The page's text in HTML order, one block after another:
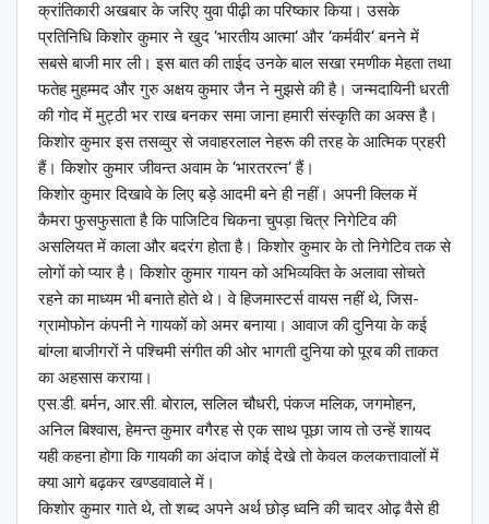
क्रांतिकारी अखबार के जरिए युवा पीढ़ी का परिष्कार किया। उसके
प्रतिनिधि किशोर कुमार ने खुद ‘भारतीय आत्मा‘ और ‘कर्मवीर‘ बनने में
सबसे बाजी मार ली। इस बात की ताईद उनके बाल सखा रमणीक मेहता तथा
फतेह मुहम्मद और गुरु अक्षय कुमार जैन ने मुझसे की है। जन्मदायिनी धरती
की गोद में मुट्ठी भर राख बनकर समा जाना हमारी संस्कृति का अक्स है।
किशोर कुमार इस तसव्वुर से जवाहरलाल नेहरू की तरह के आत्मिक प्रहरी
हैं। किशोर कुमार जीवन्त अवाम के ‘भारतरत्न‘ हैं।
किशोर कुमार दिखावे के लिए बड़े आदमी बने ही नहीं। अपनी क्लिक में
कैमरा फुसफुसाता है कि पाजिटिव चिकना चुपड़ा चित्र निगेटिव की
असलियत में काला और बदरंग होता है। किशोर कुमार के तो निगेटिव तक से
लोगों को प्यार है। किशोर कुमार गायन को अभिव्यक्ति के अलावा सोचते
रहने का माध्यम भी बनाते होते थे। वे हिजमास्टर्स वायस नहीं थे, जिस-
ग्रामोफोन कंपनी ने गायकों को अमर बनाया। आवाज की दुनिया के कई
बांग्ला बाजीगरों ने पश्चिमी संगीत की ओर भागती दुनिया को पूरब की ताकत
का अहसास कराया।
एस.डी. बर्मन, आर.सी. बोराल, सलिल चौधरी, पंकज मलिक, जगमोहन,
अनिल बिश्वास, हेमन्त कुमार वगैरह से एक साथ पूछा जाय तो उन्हें शायद
यही कहना होगा कि गायकी का अंदाज कोई देखे तो केवल कलकत्तावालों में
क्या आगे बढ़कर खण्डवावाले में।
किशोर कुमार गाते थे, तो शब्द अपने अर्थ छोड़ ध्वनि की चादर ओढ़ वैसे ही